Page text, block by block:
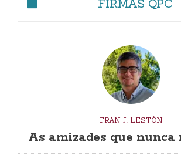
FIRMAS QPC
FRAN J. LESTÓN
As amizades que nunca